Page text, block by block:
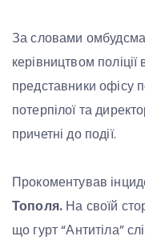
За словами
керівництвом
представники офісу
потерпілої та
причетні до події.
Прокоментував
Тополя. На своїй
що гурт “Антитіла”